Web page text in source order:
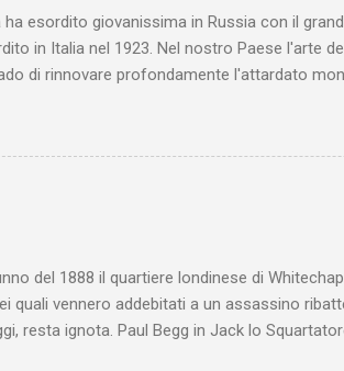
esordito giovanissima in Russia con il
in Italia nel 1923. Nel nostro Paese l'arte
di rinnovare profondamente l'attardato
del 1888 il quartiere londinese di
quali vennero addebitati a un assassino
resta ignota. Paul Begg in Jack lo